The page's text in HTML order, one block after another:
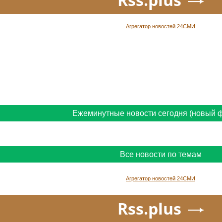
Агрегатор новостей 24СМИ
Ежеминутные новости сегодня (новый
Все новости по темам
Агрегатор новостей 24СМИ
Rss.plus